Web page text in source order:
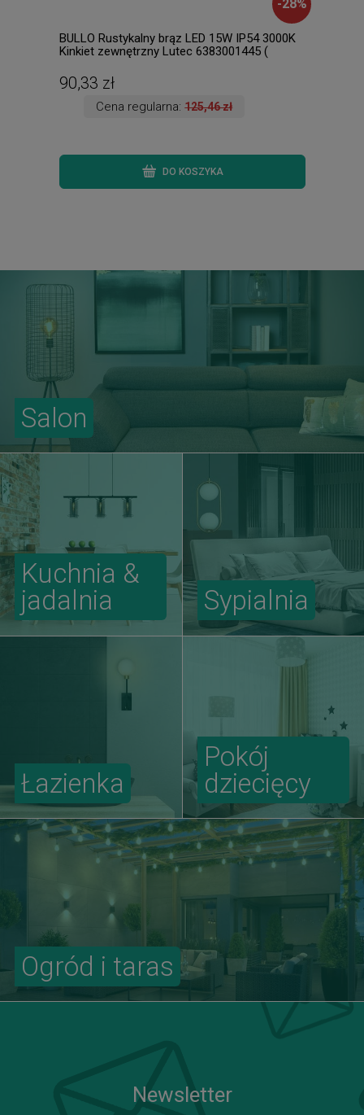
-28%
BULLO Rustykalny brąz LED 15W IP54 3000K
Kinkiet zewnętrzny Lutec 6383001445 (
90,33 zł
Cena regularna:125,46 zł
DO KOSZYKA
Salon
Kuchnia &
jadalnia
Sypialnia
Ogród i taras
Łazienka
Pokój
dziecięcy
Newsletter